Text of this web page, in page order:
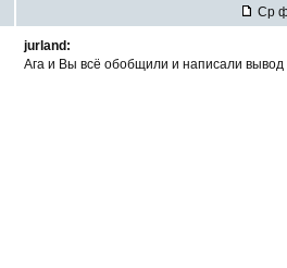
Ср
jurland:
Ага и Вы всё обобщили и написали